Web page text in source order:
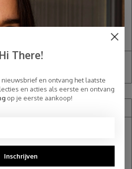
* Verplichte velden
Hi There!
nieuwsbrief en ontvang het laatste
en acties als eerste en ontvang
op je eerste aankoop!
Inschrijven